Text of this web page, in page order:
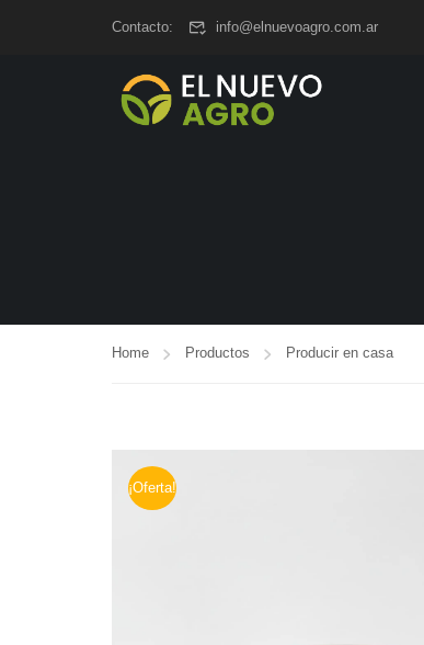
Contacto: info@elnuevoagro.com.ar
Home Productos Producir en casa
¡Oferta!